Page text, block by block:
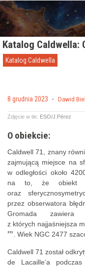
Przejdź do
Katalog Caldwella:
Katalog Caldwella
Posted on
8 grudnia 2023 by Dawid
Zdjęcie w tle: ESO/J.Pérez
O obiekcie:
Caldwell 71, znany
zajmującą miejsce na
w odległości około
na to, że obiekt
oraz
przez obserwatora
Gromada
z których najjaśniejsza
. Wiek NGC 2477
Caldwell 71 został
de Lacaille’a